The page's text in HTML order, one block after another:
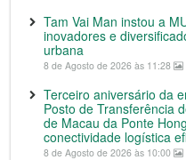
Tam Vai Man instou a
inovadores e
urbana
8 de Agosto de 2026 às 11:28
Terceiro aniversário da
Posto de Transferência
de Macau da Ponte
conectividade logística
8 de Agosto de 2026 às 10:00